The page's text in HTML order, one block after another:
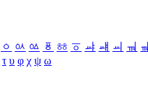
ㆁ ㆂ ㆃ ㆄ ㆅ ㆆ ㆇ ㆈ ㆉ ㆊ ㆋ
τ υ φ χ ψ ω